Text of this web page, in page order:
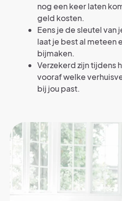
nog een keer laten
geld kosten.
Eens je de sleutel van
laat je best al meteen
bijmaken.
Verzekerd zijn tijdens
vooraf welke
bij jou past.